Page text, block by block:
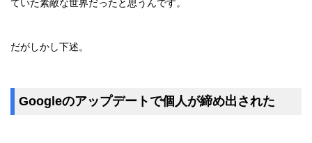
ていた素敵な世界だったと思うんです。
だがしかし下述。
Googleのアップデートで個人が締め出された